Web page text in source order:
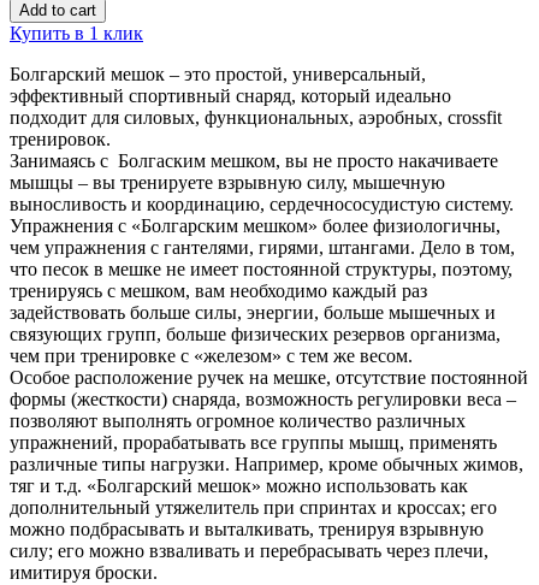
Add to cart
Купить в 1 клик
Болгарский мешок – это простой, универсальный,
эффективный спортивный снаряд, который идеально
подходит для силовых, функциональных, аэробных, crossfit
тренировок.
Занимаясь с Болгаским мешком, вы не просто накачиваете
мышцы – вы тренируете взрывную силу, мышечную
выносливость и координацию, сердечнососудистую систему.
Упражнения с «Болгарским мешком» более физиологичны,
чем упражнения с гантелями, гирями, штангами. Дело в том,
что песок в мешке не имеет постоянной структуры, поэтому,
тренируясь с мешком, вам необходимо каждый раз
задействовать больше силы, энергии, больше мышечных и
связующих групп, больше физических резервов организма,
чем при тренировке с «железом» с тем же весом.
Особое расположение ручек на мешке, отсутствие постоянной
формы (жесткости) снаряда, возможность регулировки веса –
позволяют выполнять огромное количество различных
упражнений, прорабатывать все группы мышц, применять
различные типы нагрузки. Например, кроме обычных жимов,
тяг и т.д. «Болгарский мешок» можно использовать как
дополнительный утяжелитель при спринтах и кроссах; его
можно подбрасывать и выталкивать, тренируя взрывную
силу; его можно взваливать и перебрасывать через плечи,
имитируя броски.